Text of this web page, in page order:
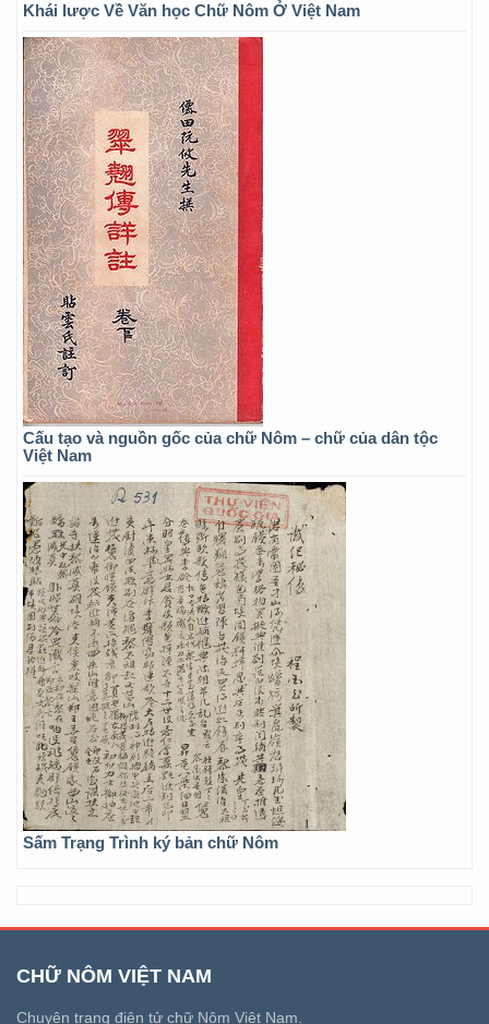
Khái lược Về Văn học Chữ Nôm Ở Việt Nam
Cấu tạo và nguồn gốc của chữ Nôm – chữ của dân tộc
Việt Nam
Sấm Trạng Trình ký bản chữ Nôm
CHỮ NÔM VIỆT NAM
Chuyên trang điện tử chữ Nôm Việt Nam.